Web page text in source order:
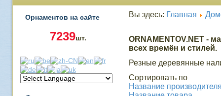
Орнаментов на сайте
7239шт.
Вы здесь: Главная
ORNAMENTOV.NET -
всех времён и стилей.
Резные деревянные
Сортировать по
Название